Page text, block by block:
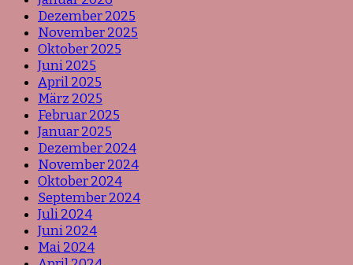
Dezember 2025
November 2025
Oktober 2025
Juni 2025
April 2025
März 2025
Februar 2025
Januar 2025
Dezember 2024
November 2024
Oktober 2024
September 2024
Juli 2024
Juni 2024
Mai 2024